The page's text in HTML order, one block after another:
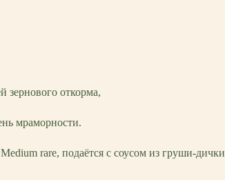
зернового откорма,
мраморности.
rare, подаётся с соусом из груши-дички